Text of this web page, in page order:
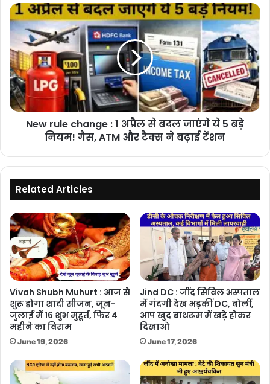
है
New
rule
change
:
1
अप्रैल
से
बदल
जाएंगे
ATM
और
टैक्स
ने
बढ़ाई
टेंशन
New rule change : 1 अप्रैल से बदल जाएंगे ये 5 बड़े
नियम! गैस, ATM और टैक्स ने बढ़ाई टेंशन
Related Articles
Vivah Shubh Muhurt : आज से
शुरू होगा शादी सीजन, जून-
जुलाई में 16 शुभ मुहूर्त, फिर 4
महीने का विराम
June 19, 2026
Jind DC : जींद सिविल अस्पताल
में गंदगी देख भड़कीं DC, बोलीं,
आप खुद बाथरूम में खड़े होकर
दिखाओ
June 17, 2026